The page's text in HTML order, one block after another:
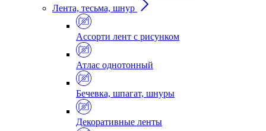
Лента, тесьма, шнур
Ассорти лент с рисунком
Атлас однотонный
Бечевка, шпагат, шнуры
Декоративные ленты